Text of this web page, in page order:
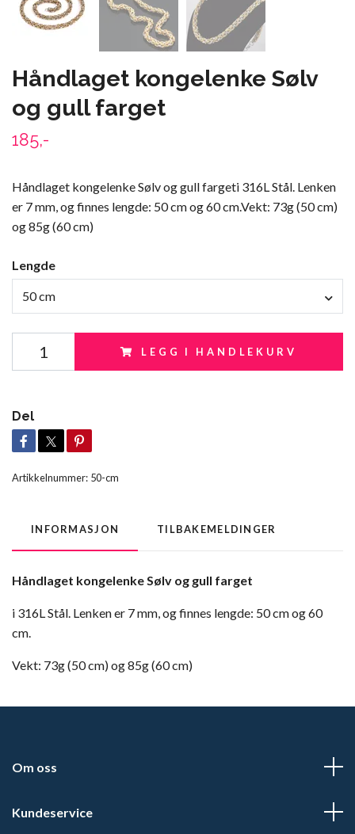
Håndlaget kongelenke Sølv
og gull farget
185,-
Håndlaget kongelenke Sølv og gull fargeti 316L Stål. Lenken
er 7 mm, og finnes lengde: 50 cm og 60 cm.Vekt: 73g (50 cm)
og 85g (60 cm)
Lengde
50 cm
LEGG I HANDLEKURV
Del
Artikkelnummer: 50-cm
INFORMASJON TILBAKEMELDINGER
Håndlaget kongelenke Sølv og gull farget
i 316L Stål. Lenken er 7 mm, og finnes lengde: 50 cm og 60
cm.
Vekt: 73g (50 cm) og 85g (60 cm)
Om oss
Kundeservice